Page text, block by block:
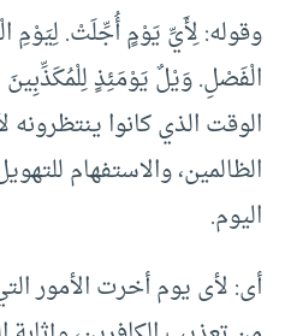
وقوله: لِأَيِّ يَوْمٍ أُجِّلَتْ. لِيَوْمِ
الْفَصْلِ. وَيْلٌ يَوْمَئِذٍ لِلْمُكَذِّبِينَ
الوقت الذي كانوا
الظالمين، والاستفهام
اليوم.
أى: لأى يوم أخرت الأمور